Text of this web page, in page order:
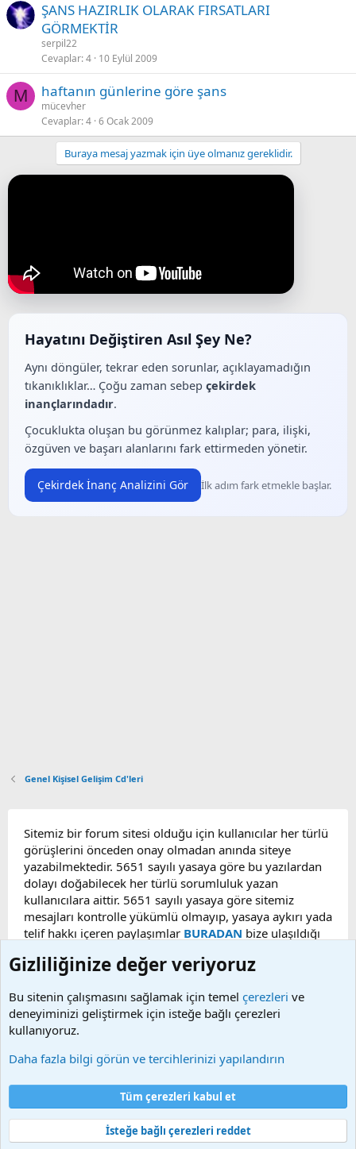
ŞANS HAZIRLIK OLARAK FIRSATLARI
GÖRMEKTİR
serpil22
Cevaplar 4 10 Eylül 2009
M haftanın günlerine göre şans
mücevher
Cevaplar 4 6 Ocak 2009
Buraya mesaj yazmak için üye olmanız gereklidir.
Hayatını Değiştiren Asıl Şey Ne?
Aynı döngüler, tekrar eden sorunlar, açıklayamadığın
tıkanıklıklar… Çoğu zaman sebep çekirdek
inançlarındadır.
Çocuklukta oluşan bu görünmez kalıplar; para, ilişki,
özgüven ve başarı alanlarını fark ettirmeden yönetir.
Çekirdek İnanç Analizini Gör İlk adım fark etmekle başlar.
Genel Kişisel Gelişim Cd'leri
Sitemiz bir forum sitesi olduğu için kullanıcılar her türlü
görüşlerini önceden onay olmadan anında siteye
yazabilmektedir. 5651 sayılı yasaya göre bu yazılardan
dolayı doğabilecek her türlü sorumluluk yazan
kullanıcılara aittir. 5651 sayılı yasaya göre sitemiz
mesajları kontrolle yükümlü olmayıp, yasaya aykırı yada
telif hakkı içeren paylaşımlar BURADAN bize ulaşıldığı
kaldırılacaktır. Sitemizde Bulunan Videolar YouTube,
alınmaktadır. Telif hakları sorumluluğu bu sitelere aittir.
Videoların hiç biri sunucularımızda bulunmamaktadır.
Şartlar ve kurallar Gizlilik politikası
Ana sayfa
Community platform by XenForo® © 2010-2025 XenForo Ltd.
Bu forum XenGenTr © 2014 - 2026 ürünleri ile desteklenmektedir
Gizliliğinize değer veriyoruz
Bu sitenin çalışmasını sağlamak için temel çerezleri ve
deneyiminizi geliştirmek için isteğe bağlı çerezleri
kullanıyoruz.
Daha fazla bilgi görün ve tercihlerinizi yapılandırın
Tüm çerezleri kabul et
İsteğe bağlı çerezleri reddet